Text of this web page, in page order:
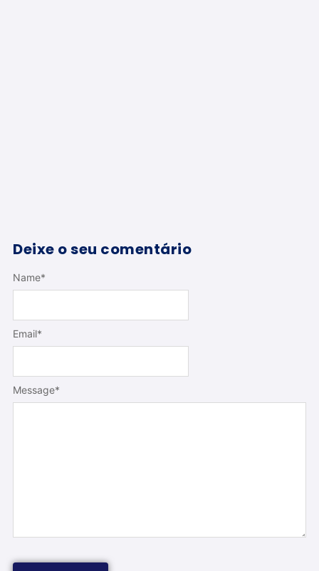
Deixe o seu comentário
Message*
Name*
Email*